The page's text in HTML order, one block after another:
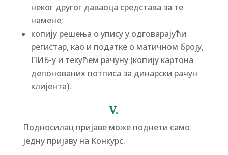
неког другог даваоца средстава за те
намене;
копију решења о упису у одговарајући
регистар, као и податке о матичном броју,
ПИБ-у и текућем рачуну (копију картона
депонованих потписа за динарски рачун
клијента).
V.
Подносилац пријаве може поднети само
једну пријаву на Конкурс.